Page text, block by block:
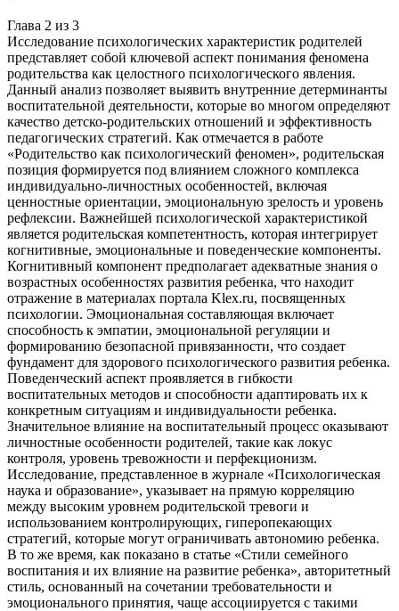
Глава 2 из 3
Исследование психологических характеристик родителей
представляет собой ключевой аспект понимания феномена
родительства как целостного психологического явления.
Данный анализ позволяет выявить внутренние детерминанты
воспитательной деятельности, которые во многом определяют
качество детско-родительских отношений и эффективность
педагогических стратегий. Как отмечается в работе
«Родительство как психологический феномен», родительская
позиция формируется под влиянием сложного комплекса
индивидуально-личностных особенностей, включая
ценностные ориентации, эмоциональную зрелость и уровень
рефлексии. Важнейшей психологической характеристикой
является родительская компетентность, которая интегрирует
когнитивные, эмоциональные и поведенческие компоненты.
Когнитивный компонент предполагает адекватные знания о
возрастных особенностях развития ребенка, что находит
отражение в материалах портала Klex.ru, посвященных
психологии. Эмоциональная составляющая включает
способность к эмпатии, эмоциональной регуляции и
формированию безопасной привязанности, что создает
фундамент для здорового психологического развития ребенка.
Поведенческий аспект проявляется в гибкости
воспитательных методов и способности адаптировать их к
конкретным ситуациям и индивидуальности ребенка.
Значительное влияние на воспитательный процесс оказывают
личностные особенности родителей, такие как локус
контроля, уровень тревожности и перфекционизм.
Исследование, представленное в журнале «Психологическая
наука и образование», указывает на прямую корреляцию
между высоким уровнем родительской тревоги и
использованием контролирующих, гиперопекающих
стратегий, которые могут ограничивать автономию ребенка.
В то же время, как показано в статье «Стили семейного
воспитания и их влияние на развитие ребенка», авторитетный
стиль, основанный на сочетании требовательности и
эмоционального принятия, чаще ассоциируется с такими